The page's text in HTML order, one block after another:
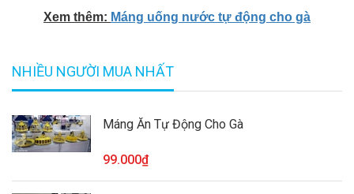
Xem thêm: Máng uống nước tự động cho gà
NHIỀU NGƯỜI MUA NHẤT
Máng Ăn Tự Động Cho Gà
99.000₫